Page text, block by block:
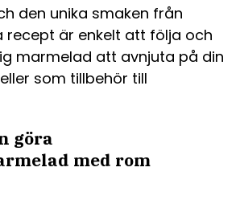
den unika smaken från
recept är enkelt att följa och
marmelad att avnjuta på din
som tillbehör till
göra
med rom